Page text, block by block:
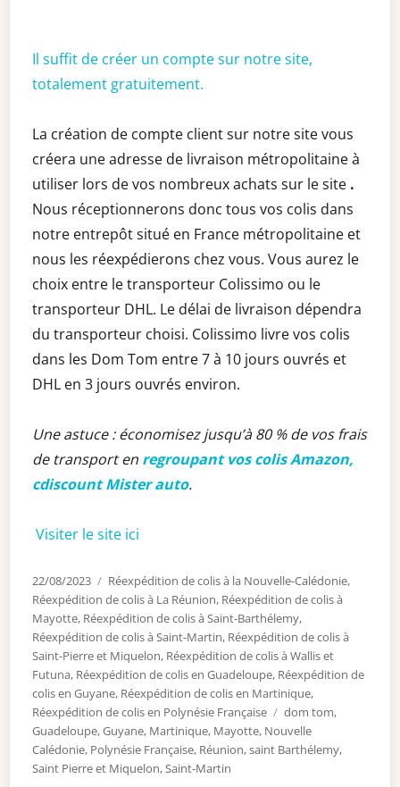
Il suffit de créer un compte sur notre site,
totalement gratuitement.
La création de compte client sur notre site vous
créera une adresse de livraison métropolitaine à
utiliser lors de vos nombreux achats sur le site .
Nous réceptionnerons donc tous vos colis dans
notre entrepôt situé en France métropolitaine et
nous les réexpédierons chez vous. Vous aurez le
choix entre le transporteur Colissimo ou le
transporteur DHL. Le délai de livraison dépendra
du transporteur choisi. Colissimo livre vos colis
dans les Dom Tom entre 7 à 10 jours ouvrés et
DHL en 3 jours ouvrés environ.
Une astuce : économisez jusqu’à 80 % de vos frais
de transport en regroupant vos colis Amazon,
cdiscount Mister auto.
Visiter le site ici
Publié
le
22/08/2023 Catégories
Réexpédition de colis à la Nouvelle-Calédonie,
Réexpédition de colis à La Réunion, Réexpédition de colis à
Mayotte, Réexpédition de colis à Saint-Barthélemy,
Réexpédition de colis à Saint-Martin, Réexpédition de colis à
Saint-Pierre et Miquelon, Réexpédition de colis à Wallis et
Futuna, Réexpédition de colis en Guadeloupe, Réexpédition de
colis en Guyane, Réexpédition de colis en Martinique,
Réexpédition de colis en Polynésie Française
Étiquettes
dom tom,
Guadeloupe,Guyane, Martinique, Mayotte, Nouvelle
Calédonie, Polynésie Française, Réunion,saint Barthélemy,
Saint Pierre et Miquelon,Saint-Martin